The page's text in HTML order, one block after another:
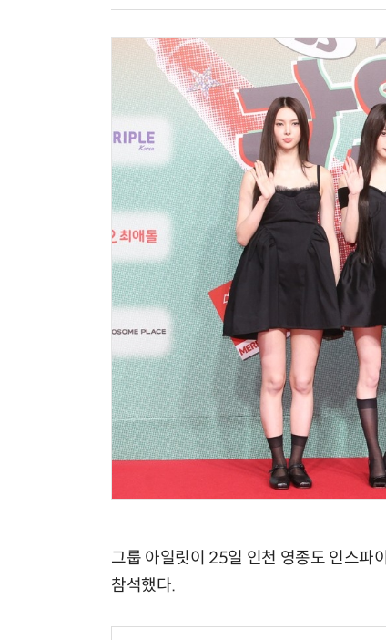
그룹 아일릿이 25일 인천 영종도 인스파
참석했다.